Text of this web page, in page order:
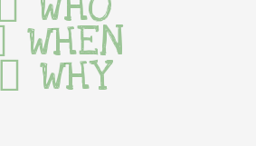
WHEN
WHY